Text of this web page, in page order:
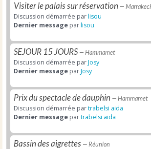
Visiter le palais sur réservation —
Discussion démarrée parlisou
Dernier message parlisou
SEJOUR 15 JOURS — Hammamet
Discussion démarrée parJosy
Dernier message parJosy
Prix du spectacle de dauphin — Hammamet
Discussion démarrée partrabelsi aida
Dernier message partrabelsi aida
Bassin des aigrettes — Réunion